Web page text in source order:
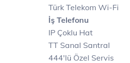
Türk Telekom Wi-Fi
İş Telefonu
IP Çoklu Hat
TT Sanal Santral
444'lü Özel Servis